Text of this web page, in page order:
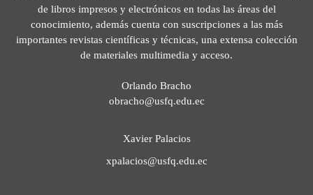
de libros impresos y electrónicos en todas las áreas del
conocimiento, además cuenta con suscripciones a las más
importantes revistas científicas y técnicas, una extensa colección
de materiales multimedia y acceso.
Orlando Bracho
obracho@usfq.edu.ec
Xavier Palacios
xpalacios@usfq.edu.ec